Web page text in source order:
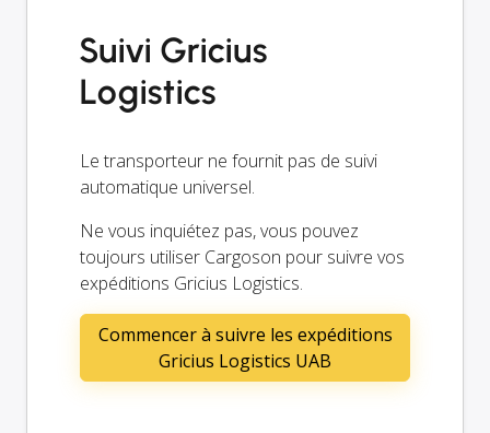
Suivi Gricius
Logistics
Le transporteur ne fournit pas de suivi
automatique universel.
Ne vous inquiétez pas, vous pouvez
toujours utiliser Cargoson pour suivre vos
expéditions Gricius Logistics.
Commencer à suivre les expéditions
Gricius Logistics UAB